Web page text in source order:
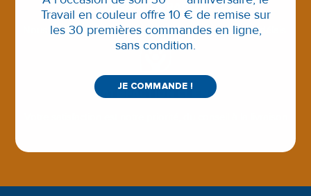
LIVRAISON RAPIDE
Nous expédions vos commandes dans les meilleurs délais.
SATISFACTION CLIENT
Travail en couleur offre 10 € de remise sur
les 30 premières commandes en ligne,
sans condition.
JE COMMANDE !